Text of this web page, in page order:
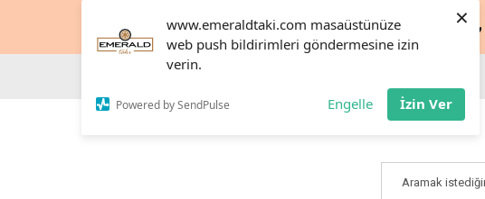
www.emeraldtaki.com masaüstünüze
web push bildirimleri göndermesine izin
verin.
Powered by SendPulse Engelle İzin Ver
×
2500₺